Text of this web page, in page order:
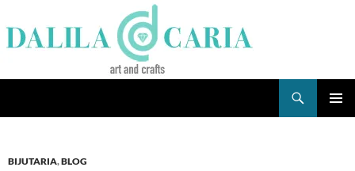
to
content
BIJUTARIA,BLOG